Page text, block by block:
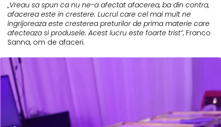
„Vreau sa spun ca nu ne-a afectat afacerea, ba din contra,
afacerea este in crestere. Lucrul care cel mai mult ne
ingrijoreaza este cresterea preturilor de prima materie care
afecteaza si produsele. Acest lucru este foarte trist”, Franco
Sanna, om de afaceri.